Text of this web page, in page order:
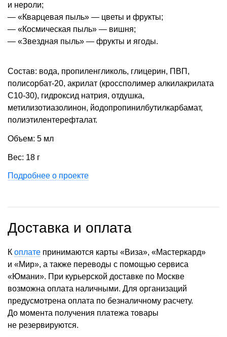
и нероли;
— «Кварцевая пыль» — цветы и фрукты;
— «Космическая пыль» — вишня;
— «Звездная пыль» — фрукты и ягоды.
Состав: вода, пропиленгликоль, глицерин, ПВП,
полисорбат-20, акрилат (кроссполимер алкилакрилата
С10-30), гидроксид натрия, отдушка,
метилизотиазолинон, йодопропинилбутилкарбамат,
полиэтилентерефталат.
Объем: 5 мл
Вес: 18 г
Подробнее о проекте
Доставка и оплата
К оплате принимаются карты «Виза», «Мастеркард»
и «Мир», а также переводы с помощью сервиса
«Юмани». При курьерской доставке по Москве
возможна оплата наличными. Для организаций
предусмотрена оплата по безналичному расчету.
До момента получения платежа товары
не резервируются.